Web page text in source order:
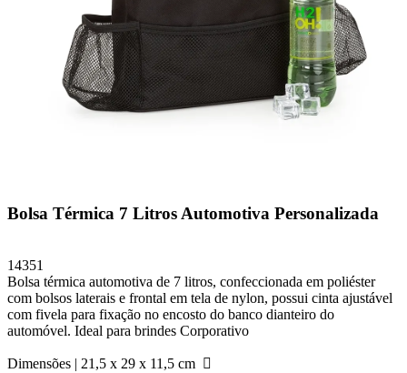
Bolsa Térmica 7 Litros Automotiva Personalizada
14351
Bolsa térmica automotiva de 7 litros, confeccionada em poliéster
com bolsos laterais e frontal em tela de nylon, possui cinta ajustável
com fivela para fixação no encosto do banco dianteiro do
automóvel. Ideal para brindes Corporativo
Dimensões | 21,5 x 29 x 11,5 cm